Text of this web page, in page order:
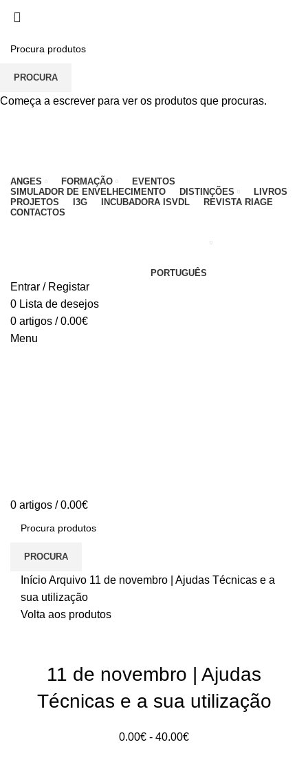
EDUCATIVO - 912 092 520 | GERAL - 911 997 434
(CHAMADA PARA REDE MÓVEL NACIONAL)
ANGES FORMAÇÃO
EVENTOS
SIMULADOR DE ENVELHECIMENTO
DISTINÇÕES
LIVROS
PROJETOS
I3G INCUBADORA ISVDL
REVISTA RIAGE
CONTACTOS
PORTUGUÊS
Entrar / Registar
0 Lista de desejos
0 artigos / 0.00€
Menu
0 artigos / 0.00€
PROCURA
InícioArquivo 11 de novembro | Ajudas Técnicas e a
sua utilização
Volta aos produtos
11 de novembro | Ajudas
Técnicas e a sua utilização
0.00€ - 40.00€Intervalo
PROCURA
Começa a escrever para ver os produtos que procuras.